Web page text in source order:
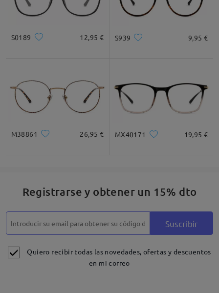
S0189 12,95 € S939 9,95 €
M38861 26,95 € MX40171 19,95 €
Registrarse y obtener un 15% dto
Suscribir
Quiero recibir todas las novedades, ofertas y descuentos
en mi correo